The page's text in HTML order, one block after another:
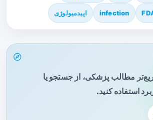
infection اپیدمیولوژی
مطالب پزشکی، از جستجو یا
استفاده کنید.